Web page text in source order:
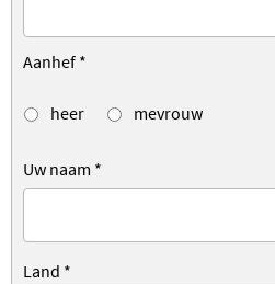
Aanhef *
heer mevrouw
Uw naam *
Land *